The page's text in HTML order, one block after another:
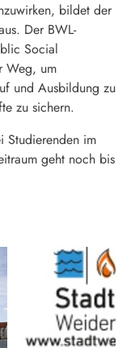
bildet der
Der BWL-
Social
Weg, um
und Ausbildung zu
zu sichern.
Studierenden im
geht noch bis